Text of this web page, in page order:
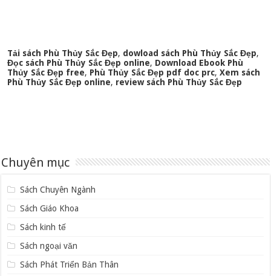
Tải sách Phù Thủy Sắc Đẹp, dowload sách Phù Thủy Sắc Đẹp,
Đọc sách Phù Thủy Sắc Đẹp online, Download Ebook Phù
Thủy Sắc Đẹp free, Phù Thủy Sắc Đẹp pdf doc prc,Xem sách
Phù Thủy Sắc Đẹp online, review sách Phù Thủy Sắc Đẹp
Chuyên mục
Sách Chuyên Ngành
Sách Giáo Khoa
Sách kinh tế
Sách ngoại văn
Sách Phát Triển Bản Thân